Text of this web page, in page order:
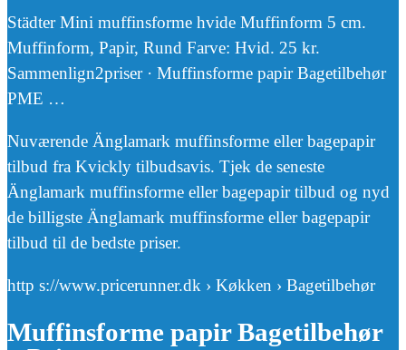
Städter Mini muffinsforme hvide Muffinform 5 cm.
Muffinform, Papir, Rund Farve: Hvid. 25 kr.
Sammenlign2priser · Muffinsforme papir Bagetilbehør
PME …
Nuværende Änglamark muffinsforme eller bagepapir
tilbud fra Kvickly tilbudsavis. Tjek de seneste
Änglamark muffinsforme eller bagepapir tilbud og nyd
de billigste Änglamark muffinsforme eller bagepapir
tilbud til de bedste priser.
http s://www.pricerunner.dk › Køkken › Bagetilbehør
Muffinsforme papir Bagetilbehør